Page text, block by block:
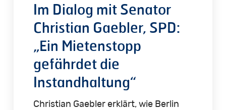
Im Dialog mit Senator
Christian Gaebler, SPD:
„Ein Mietenstopp
gefährdet die
Instandhaltung“
Christian Gaebler erklärt, wie Berlin